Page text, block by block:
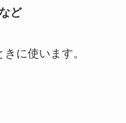
ど
に使います。